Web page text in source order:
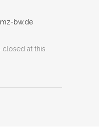
bw.de
closed at this